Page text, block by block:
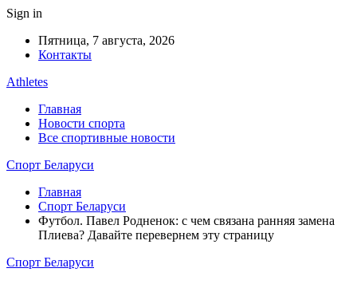
Sign in
Пятница, 7 августа, 2026
Контакты
Athletes
Главная
Новости спорта
Все спортивные новости
Спорт Беларуси
Главная
Спорт Беларуси
Футбол. Павел Родненок: с чем связана ранняя замена
Плиева? Давайте перевернем эту страницу
Спорт Беларуси